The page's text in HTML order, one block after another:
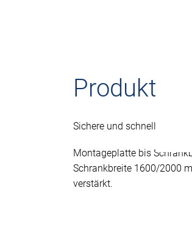
Sichere und schnelle
Montageplatte bis
Schrankbreite 1600/2000
verstärkt.